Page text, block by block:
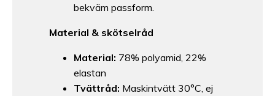
bekväm passform.
Material & skötselråd
Material: 78% polyamid, 22%
elastan
Tvättråd: Maskintvätt 30°C, ej